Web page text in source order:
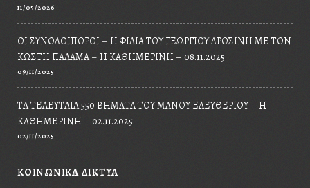
11/05/2026
ΟΙ ΣΥΝΟΔΟΙΠΌΡΟΙ – Η ΦΙΛΊΑ ΤΟΥ ΓΕΩΡΓΊΟΥ ΔΡΟΣΊΝΗ ΜΕ ΤΟΝ
ΚΩΣΤΉ ΠΑΛΑΜΆ – Η ΚΑΘΗΜΕΡΙΝΉ – 08.11.2025
09/11/2025
ΤΑ ΤΕΛΕΥΤΑΊΑ 550 ΒΉΜΑΤΑ ΤΟΥ ΜΆΝΟΥ ΕΛΕΥΘΕΡΊΟΥ – Η
ΚΑΘΗΜΕΡΙΝΉ – 02.11.2025
02/11/2025
ΚΟΙΝΩΝΙΚΆ ΔΊΚΤΥΑ